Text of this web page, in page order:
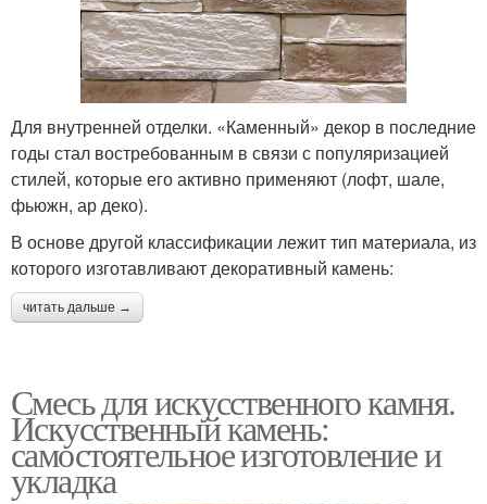
Для внутренней отделки. «Каменный» декор в последние
годы стал востребованным в связи с популяризацией
стилей, которые его активно применяют (лофт, шале,
фьюжн, ар деко).
В основе другой классификации лежит тип материала, из
которого изготавливают декоративный камень:
читать дальше →
Смесь для искусственного камня.
Искусственный камень:
самостоятельное изготовление и
укладка